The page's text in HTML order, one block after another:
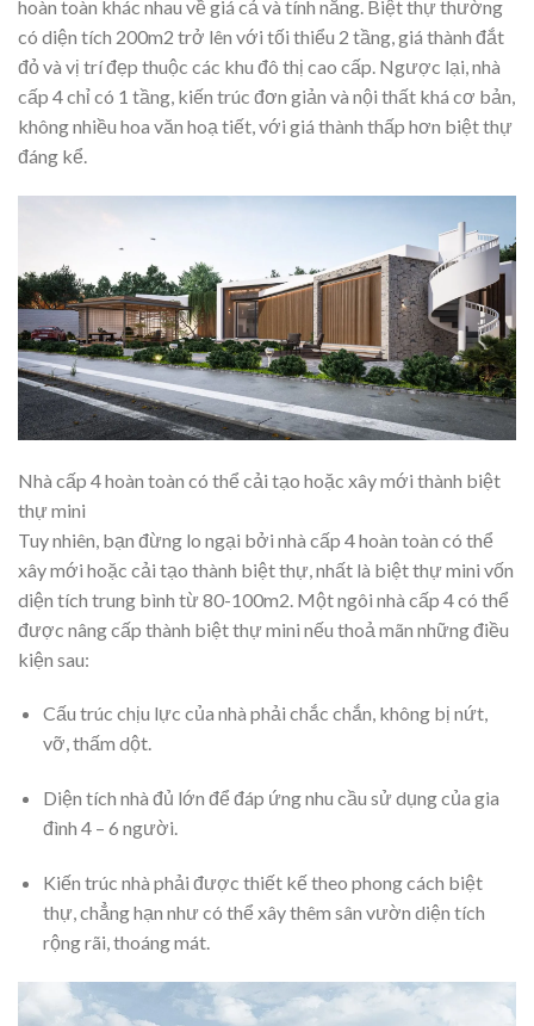
hoàn toàn khác nhau về giá cả và tính năng. Biệt thự thường
có diện tích 200m2 trở lên với tối thiểu 2 tầng, giá thành đắt
đỏ và vị trí đẹp thuộc các khu đô thị cao cấp. Ngược lại, nhà
cấp 4 chỉ có 1 tầng, kiến trúc đơn giản và nội thất khá cơ bản,
không nhiều hoa văn hoạ tiết, với giá thành thấp hơn biệt thự
đáng kể.
Nhà cấp 4 hoàn toàn có thể cải tạo hoặc xây mới thành biệt
thự mini
Tuy nhiên, bạn đừng lo ngại bởi nhà cấp 4 hoàn toàn có thể
xây mới hoặc cải tạo thành biệt thự, nhất là biệt thự mini vốn
diện tích trung bình từ 80-100m2. Một ngôi nhà cấp 4 có thể
được nâng cấp thành biệt thự mini nếu thoả mãn những điều
kiện sau:
Cấu trúc chịu lực của nhà phải chắc chắn, không bị nứt,
vỡ, thấm dột.
Diện tích nhà đủ lớn để đáp ứng nhu cầu sử dụng của gia
đình 4 – 6 người.
Kiến trúc nhà phải được thiết kế theo phong cách biệt
thự, chẳng hạn như có thể xây thêm sân vườn diện tích
rộng rãi, thoáng mát.